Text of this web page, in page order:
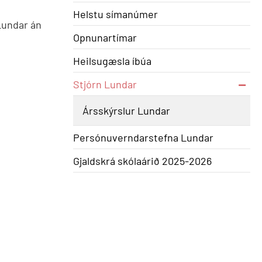
án
Helstu símanúmer
Opnunartímar
Heilsugæsla íbúa
Stjórn Lundar
Ársskýrslur Lundar
Persónuverndarstefna Lundar
Gjaldskrá skólaárið 2025-2026